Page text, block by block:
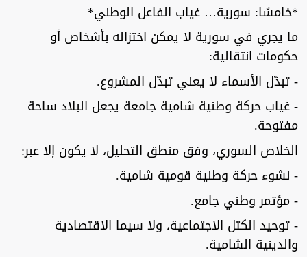
*خامسًا: سورية… غياب الفاعل الوطني*
ما يجري في سورية لا يمكن اختزاله بأشخاص أو
حكومات انتقالية:
- تبدّل الأسماء لا يعني تبدّل المشروع.
- غياب حركة وطنية شامية جامعة يجعل البلاد ساحة
مفتوحة.
الخلاص السوري، وفق منطق التحليل، لا يكون إلا عبر:
- نشوء حركة وطنية قومية شامية.
- مؤتمر وطني جامع.
- توحيد الكتل الاجتماعية، ولا سيما الاقتصادية
والدينية الشامية.